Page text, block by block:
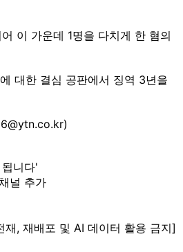
이 가운데 1명을 다치게 한 혐의
대한 결심 공판에서 징역 3년을
니다'
널 추가
, 재배포 및 AI 데이터 활용 금지]